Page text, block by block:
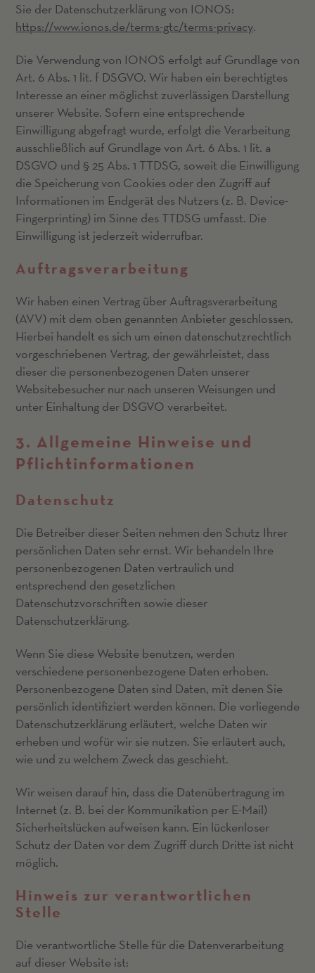
Sie der Datenschutzerklärung von IONOS:
https://www.ionos.de/terms-gtc/terms-privacy.
Die Verwendung von IONOS erfolgt auf Grundlage von
Art. 6 Abs. 1 lit. f DSGVO. Wir haben ein berechtigtes
Interesse an einer möglichst zuverlässigen Darstellung
unserer Website. Sofern eine entsprechende
Einwilligung abgefragt wurde, erfolgt die Verarbeitung
ausschließlich auf Grundlage von Art. 6 Abs. 1 lit. a
DSGVO und § 25 Abs. 1 TTDSG, soweit die Einwilligung
die Speicherung von Cookies oder den Zugriff auf
Informationen im Endgerät des Nutzers (z. B. Device-
Fingerprinting) im Sinne des TTDSG umfasst. Die
Einwilligung ist jederzeit widerrufbar.
Auftragsverarbeitung
Wir haben einen Vertrag über Auftragsverarbeitung
(AVV) mit dem oben genannten Anbieter geschlossen.
Hierbei handelt es sich um einen datenschutzrechtlich
vorgeschriebenen Vertrag, der gewährleistet, dass
dieser die personenbezogenen Daten unserer
Websitebesucher nur nach unseren Weisungen und
unter Einhaltung der DSGVO verarbeitet.
3. Allgemeine Hinweise und
Pflicht­informationen
Datenschutz
Die Betreiber dieser Seiten nehmen den Schutz Ihrer
persönlichen Daten sehr ernst. Wir behandeln Ihre
personenbezogenen Daten vertraulich und
entsprechend den gesetzlichen
Datenschutzvorschriften sowie dieser
Datenschutzerklärung.
Wenn Sie diese Website benutzen, werden
verschiedene personenbezogene Daten erhoben.
Personenbezogene Daten sind Daten, mit denen Sie
persönlich identifiziert werden können. Die vorliegende
Datenschutzerklärung erläutert, welche Daten wir
erheben und wofür wir sie nutzen. Sie erläutert auch,
wie und zu welchem Zweck das geschieht.
Wir weisen darauf hin, dass die Datenübertragung im
Internet (z. B. bei der Kommunikation per E-Mail)
Sicherheitslücken aufweisen kann. Ein lückenloser
Schutz der Daten vor dem Zugriff durch Dritte ist nicht
möglich.
Hinweis zur verantwortlichen
Stelle
Die verantwortliche Stelle für die Datenverarbeitung
auf dieser Website ist: